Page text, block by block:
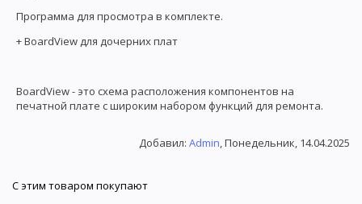
Программа для просмотра в комплекте.
+ BoardView для дочерних плат
BoardView - это схема расположения компонентов на
печатной плате с широким набором функций для ремонта.
Добавил: Admin, Понедельник, 14.04.2025
С этим товаром покупают